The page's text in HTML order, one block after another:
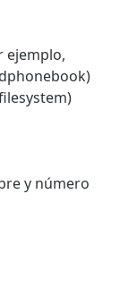
ejemplo,
y número